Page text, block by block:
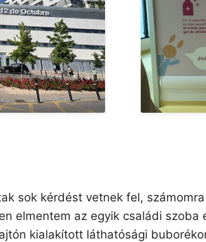
sok kérdést vetnek fel,
elmentem az egyik családi
kialakított láthatósági